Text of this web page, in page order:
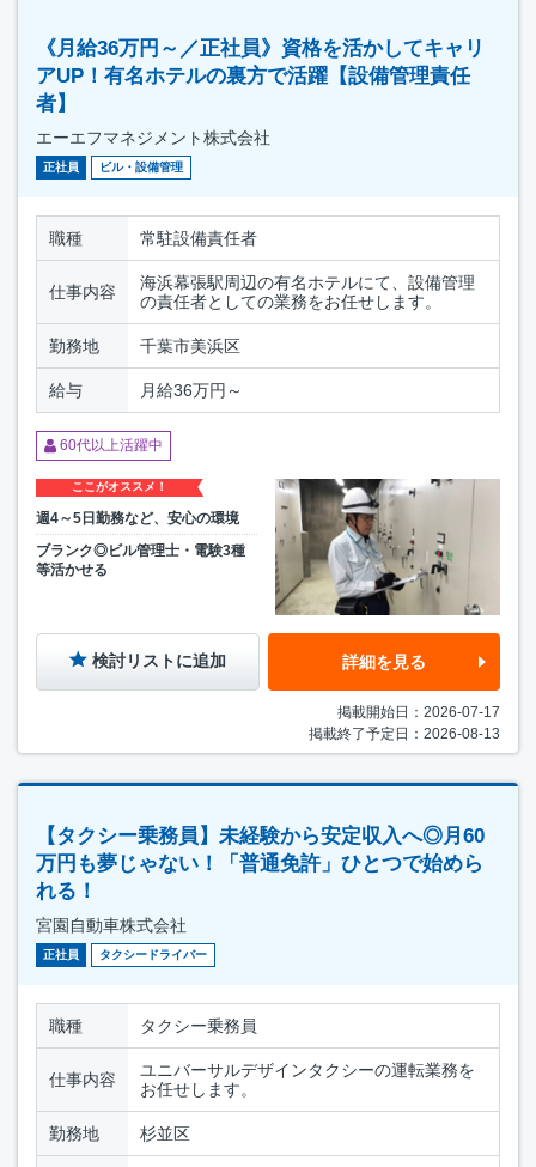
《月給36万円～／正社員》資格を活かしてキャリ
アUP！有名ホテルの裏方で活躍【設備管理責任
者】
エーエフマネジメント株式会社
正社員 ビル・設備管理
職種 常駐設備責任者
仕事内容
海浜幕張駅周辺の有名ホテルにて、設備管理
の責任者としての業務をお任せします。
勤務地 千葉市美浜区
給与 月給36万円～
60代以上活躍中
ここがオススメ！
週4～5日勤務など、安心の環境
ブランク◎ビル管理士・電験3種
等活かせる
検討リストに追加 詳細を見る
掲載開始日：2026-07-17
掲載終了予定日：2026-08-13
【タクシー乗務員】未経験から安定収入へ◎月60
万円も夢じゃない！「普通免許」ひとつで始めら
れる！
宮園自動車株式会社
正社員 タクシードライバー
職種 タクシー乗務員
仕事内容
ユニバーサルデザインタクシーの運転業務を
お任せします。
勤務地 杉並区